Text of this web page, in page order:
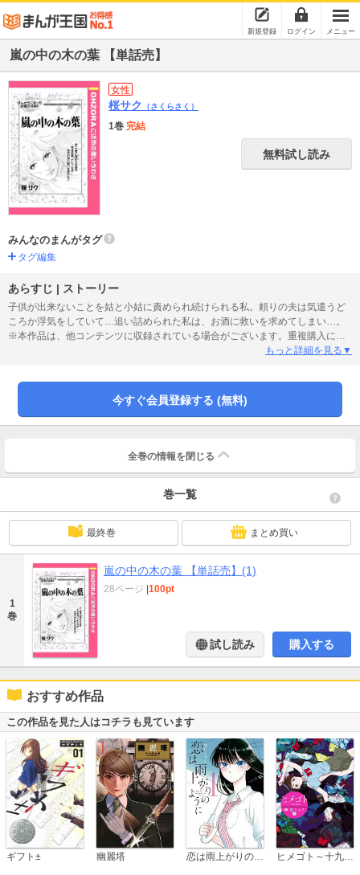
新規登録 ログイン メニュー
嵐の中の木の葉 【単話売】
女性
桜サク （さくらさく）
1巻 完結
無料試し読み
みんなのまんがタグ
タグ編集
あらすじ | ストーリー
子供が出来ないことを姑と小姑に責められ続けられる私。頼りの夫は気遣うど
ころか浮気をしていて…追い詰められた私は、お酒に救いを求めてしまい…。
※本作品は、他コンテンツに収録されている場合がございます。重複購入にご
もっと詳細を見る▼
今すぐ会員登録する (無料)
全巻の情報を 閉じる
巻一覧
最終巻 まとめ買い
1
巻
嵐の中の木の葉 【単話売】(1)
28ページ |100pt
試し読み 購入する
おすすめ作品
この作品を見た人はコチラも見ています
ギフト± 幽麗塔